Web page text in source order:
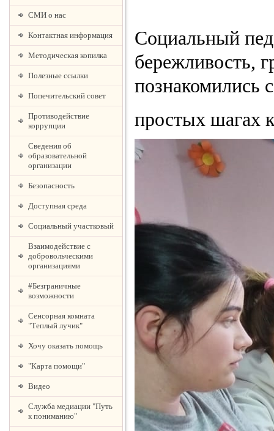
СМИ о нас
Контактная информация
Методическая копилка
Полезные ссылки
Попечительский совет
Противодействие
коррупции
Сведения об
образовательной
организации
Безопасность
Доступная среда
Социальный участковый
Взаимодействие с
добровольческими
организациями
#Безграничные
возможности
Сенсорная комната
"Теплый лучик"
Хочу оказать помощь
"Карта помощи"
Видео
Служба медиации "Путь
к пониманию"
Социальный
бережливость,
познакомились
простых шагах